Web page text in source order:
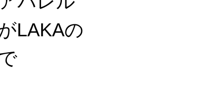
LAKAの